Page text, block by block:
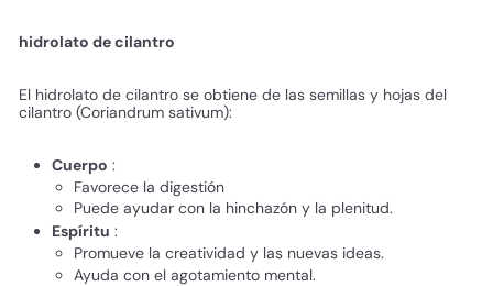
hidrolato de cilantro
El hidrolato de cilantro se obtiene de las semillas y hojas del
cilantro (Coriandrum sativum):
Cuerpo :
Favorece la digestión
Puede ayudar con la hinchazón y la plenitud.
Espíritu :
Promueve la creatividad y las nuevas ideas.
Ayuda con el agotamiento mental.